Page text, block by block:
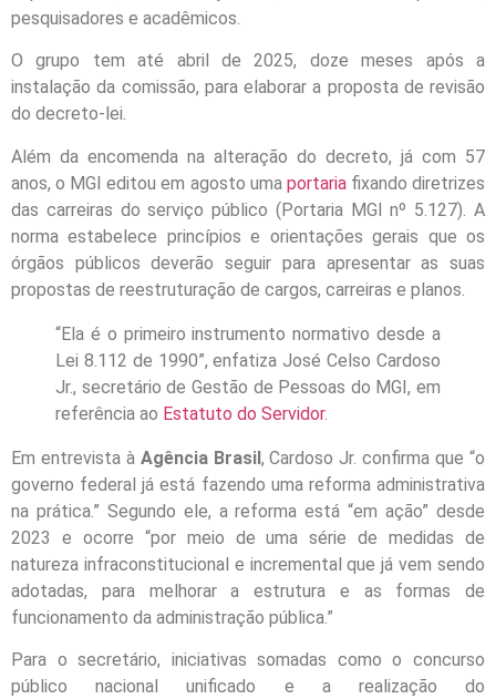
pesquisadores e acadêmicos.
O grupo tem até abril de 2025, doze meses após a
instalação da comissão, para elaborar a proposta de revisão
do decreto-lei.
Além da encomenda na alteração do decreto, já com 57
anos, o MGI editou em agosto uma portariafixando diretrizes
das carreiras do serviço público (Portaria MGI nº 5.127). A
norma estabelece princípios e orientações gerais que os
órgãos públicos deverão seguir para apresentar as suas
propostas de reestruturação de cargos, carreiras e planos.
“Ela é o primeiro instrumento normativo desde a
Lei 8.112 de 1990”, enfatiza José Celso Cardoso
Jr., secretário de Gestão de Pessoas do MGI, em
referência ao Estatuto do Servidor.
Em entrevista à Agência Brasil, Cardoso Jr. confirma que “o
governo federal já está fazendo uma reforma administrativa
na prática.” Segundo ele, a reforma está “em ação” desde
2023 e ocorre “por meio de uma série de medidas de
natureza infraconstitucional e incremental que já vem sendo
adotadas, para melhorar a estrutura e as formas de
funcionamento da administração pública.”
Para o secretário, iniciativas somadas como o concurso
público nacional unificado e a realização do